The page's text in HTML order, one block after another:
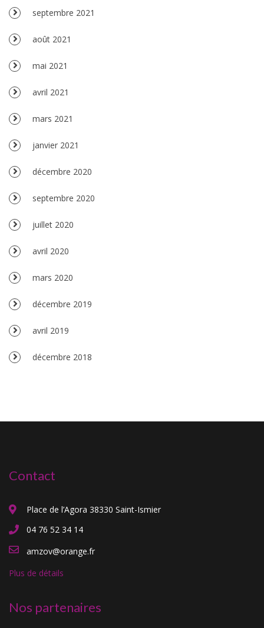
septembre 2021
août 2021
mai 2021
avril 2021
mars 2021
janvier 2021
décembre 2020
septembre 2020
juillet 2020
avril 2020
mars 2020
décembre 2019
avril 2019
décembre 2018
Contact
Place de l’Agora 38330 Saint-Ismier
04 76 52 34 14
amzov@orange.fr
Plus de détails
Nos partenaires